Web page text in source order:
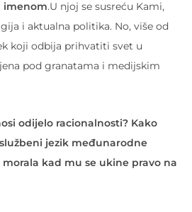
imenom.U njoj se susreću Kami,
i aktualna politika. No, više od
koji odbija prihvatiti svet u
pod granatama i medijskim
odijelo racionalnosti? Kako
jezik međunarodne
kad mu se ukine pravo na